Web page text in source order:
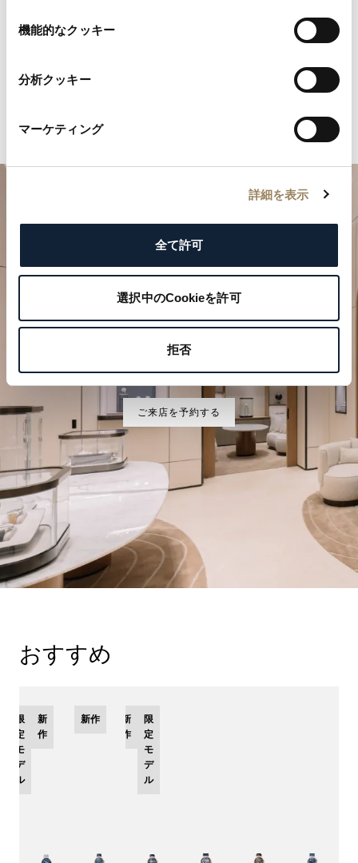
機能的なクッキー
分析クッキー
マーケティング
詳細を表示
全て許可
選択中のCookieを許可
拒否
もあります。
特別なひとときを計画する
ご来店を予約する
おすすめ
限
定
モ
デ
ル
新
作
新作
新
作
限
定
モ
デ
ル